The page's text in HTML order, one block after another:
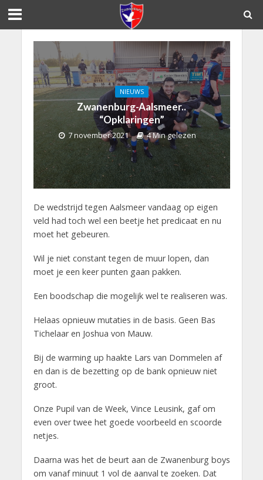
NIEUWS
Zwanenburg-Aalsmeer..
“Opklaringen”
7 november 2021 4 Min gelezen
De wedstrijd tegen Aalsmeer vandaag op eigen
veld had toch wel een beetje het predicaat en nu
moet het gebeuren.
Wil je niet constant tegen de muur lopen, dan
moet je een keer punten gaan pakken.
Een boodschap die mogelijk wel te realiseren was.
Helaas opnieuw mutaties in de basis. Geen Bas
Tichelaar en Joshua von Mauw.
Bij de warming up haakte Lars van Dommelen af
en dan is de bezetting op de bank opnieuw niet
groot.
Onze Pupil van de Week, Vince Leusink, gaf om
even over twee het goede voorbeeld en scoorde
netjes.
Daarna was het de beurt aan de Zwanenburg boys
om vanaf minuut 1 vol de aanval te zoeken. Dat